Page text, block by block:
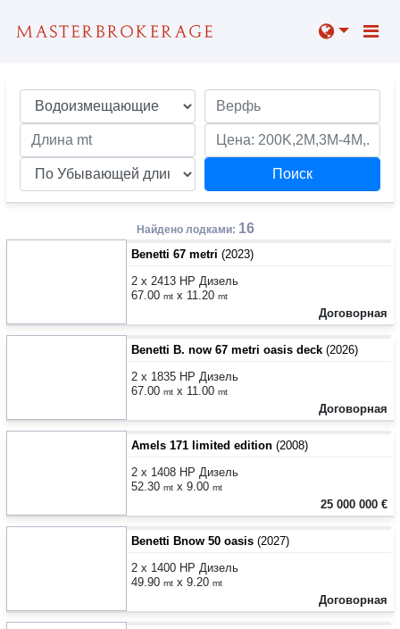
Найдено лодками: 16
Benetti 67 metri (2023)
2 x 2413 HP Дизель
67.00 mt x 11.20 mt
Договорная
Benetti B. now 67 metri oasis deck (2026)
2 x 1835 HP Дизель
67.00 mt x 11.00 mt
Договорная
Amels 171 limited edition (2008)
2 x 1408 HP Дизель
52.30 mt x 9.00 mt
25 000 000 €
Benetti Bnow 50 oasis (2027)
2 x 1400 HP Дизель
49.90 mt x 9.20 mt
Договорная